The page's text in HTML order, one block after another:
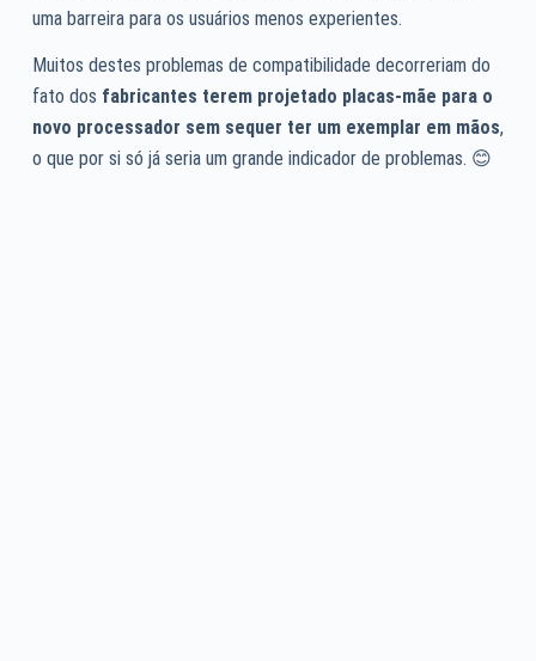
uma barreira para os usuários menos experientes.
Muitos destes problemas de compatibilidade decorreriam do
fato dos fabricantes terem projetado placas-mãe para o
novo processador sem sequer ter um exemplar em mãos,
o que por si só já seria um grande indicador de problemas. 😊